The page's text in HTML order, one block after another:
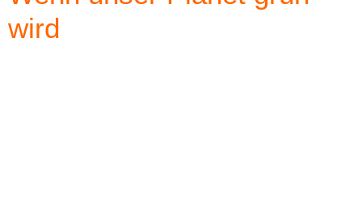
wird